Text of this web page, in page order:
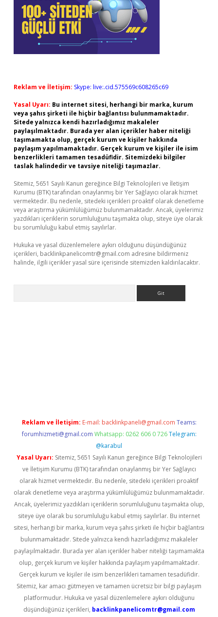
Reklam ve İletişim: Skype: live:.cid.575569c608265c69
Yasal Uyarı: Bu internet sitesi, herhangi bir marka, kurum
veya şahıs şirketi ile hiçbir bağlantısı bulunmamaktadır.
Sitede yalnızca kendi hazırladığımız makaleler
paylaşılmaktadır. Burada yer alan içerikler haber niteliği
taşımamakta olup, gerçek kurum ve kişiler hakkında
paylaşım yapılmamaktadır. Gerçek kurum ve kişiler ile isim
benzerlikleri tamamen tesadüfidir. Sitemizdeki bilgiler
taslak halindedir ve tavsiye niteliği taşımazlar.
Sitemiz, 5651 Sayılı Kanun gereğince Bilgi Teknolojileri ve İletişim
Kurumu (BTK) tarafından onaylanmış bir Yer Sağlayıcı olarak hizmet
vermektedir. Bu nedenle, sitedeki içerikleri proaktif olarak denetleme
veya araştırma yükümlülüğümüz bulunmamaktadır. Ancak, üyelerimiz
yazdıkları içeriklerin sorumluluğunu taşımakta olup, siteye üye olarak
bu sorumluluğu kabul etmiş sayılırlar.
Hukuka ve yasal düzenlemelere aykırı olduğunu düşündüğünüz
içerikleri, backlinkpanelicomtr@gmail.com adresine bildirmeniz
halinde, ilgili içerikler yasal süre içerisinde sitemizden kaldırılacaktır.
Reklam ve İletişim: E-mail: backlinkpaneli@gmail.com Teams:
forumhizmeti@gmail.com Whatsapp: 0262 606 0 726 Telegram:
@karabul
Yasal Uyarı: Sitemiz, 5651 Sayılı Kanun gereğince Bilgi Teknolojileri
ve İletişim Kurumu (BTK) tarafından onaylanmış bir Yer Sağlayıcı
olarak hizmet vermektedir. Bu nedenle, sitedeki içerikleri proaktif
olarak denetleme veya araştırma yükümlülüğümüz bulunmamaktadır.
Ancak, üyelerimiz yazdıkları içeriklerin sorumluluğunu taşımakta olup,
siteye üye olarak bu sorumluluğu kabul etmiş sayılırlar. Bu internet
sitesi, herhangi bir marka, kurum veya şahıs şirketi ile hiçbir bağlantısı
bulunmamaktadır. Sitede yalnızca kendi hazırladığımız makaleler
paylaşılmaktadır. Burada yer alan içerikler haber niteliği taşımamakta
olup, gerçek kurum ve kişiler hakkında paylaşım yapılmamaktadır.
Gerçek kurum ve kişiler ile isim benzerlikleri tamamen tesadüfidir.
Sitemiz, kar amacı gütmeyen ve tamamen ücretsiz bir bilgi paylaşım
platformudur. Hukuka ve yasal düzenlemelere aykırı olduğunu
düşündüğünüz içerikleri, backlinkpanelicomtr@gmail.com